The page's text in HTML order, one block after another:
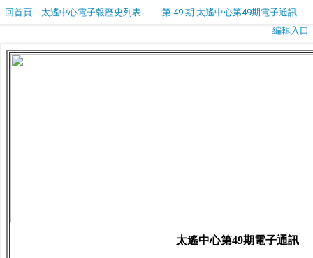
回首頁 太遙中心電子報歷史列表
第 49 期 太遙中心第49期電子通訊
編輯入口